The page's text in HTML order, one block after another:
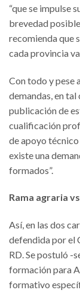
“que se impulse
brevedad
recomienda que
cada provincia
Con todo y pese
demandas, en
publicación de
cualificación
de apoyo
existe una
formados”.
Rama agraria
Así, en las dos
defendida por el
RD. Se postuló -
formación para
formativo